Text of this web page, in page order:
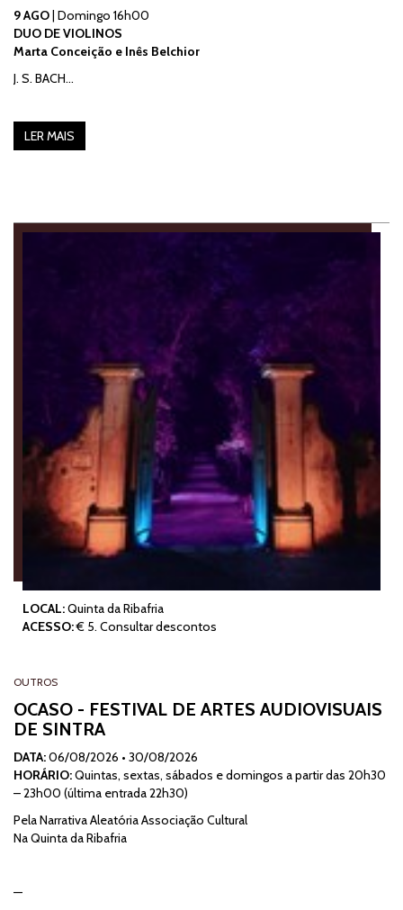
9 AGO| Domingo 16h00
DUO DE VIOLINOS
Marta Conceição e Inês Belchior
J. S. BACH…
LER MAIS
LOCAL:Quinta da Ribafria
ACESSO:€ 5. Consultar descontos
OUTROS
OCASO - FESTIVAL DE ARTES AUDIOVISUAIS
DE SINTRA
DATA:06/08/2026 • 30/08/2026
HORÁRIO:Quintas, sextas, sábados e domingos a partir das 20h30
– 23h00 (última entrada 22h30)
Pela Narrativa Aleatória Associação Cultural
Na Quinta da Ribafria
—